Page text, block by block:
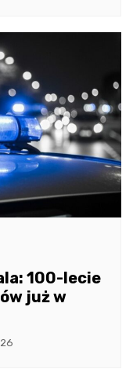
100-lecie
już w